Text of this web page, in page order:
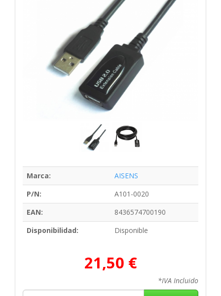
Marca:
AISENS
P/N:
A101-0020
EAN:
8436574700190
Disponibilidad:
Disponible
21,50 €
*IVA Incluido